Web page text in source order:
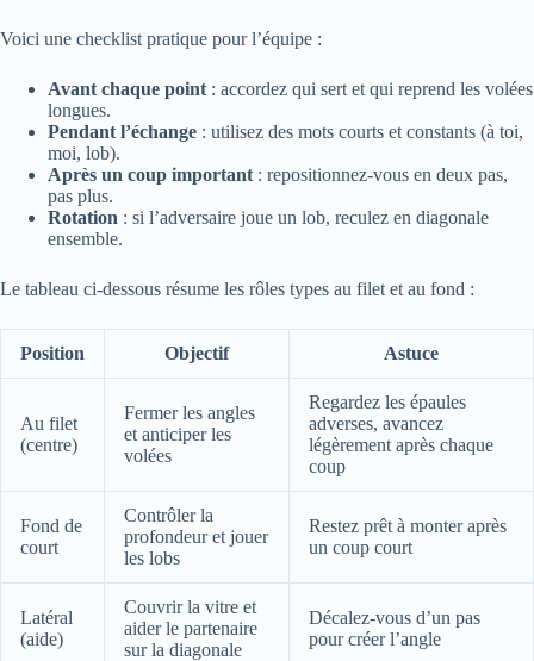
Voici une checklist pratique pour l’équipe :
Avant chaque point : accordez qui sert et qui reprend les volées
longues.
Pendant l’échange : utilisez des mots courts et constants (à toi,
moi, lob).
Après un coup important : repositionnez-vous en deux pas,
pas plus.
Rotation : si l’adversaire joue un lob, reculez en diagonale
ensemble.
Le tableau ci-dessous résume les rôles types au filet et au fond :
Position Objectif Astuce
Au filet
(centre)
Fermer les angles
et anticiper les
volées
Regardez les épaules
adverses, avancez
légèrement après chaque
coup
Fond de
court
Contrôler la
profondeur et jouer
les lobs
Restez prêt à monter après
un coup court
Latéral
(aide)
Couvrir la vitre et
aider le partenaire
sur la diagonale
Décalez-vous d’un pas
pour créer l’angle